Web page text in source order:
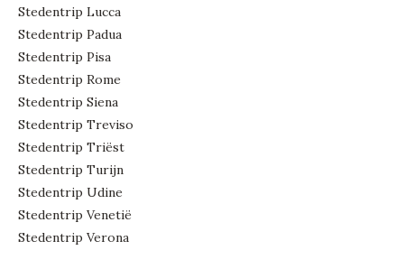
Stedentrip Lucca
Stedentrip Padua
Stedentrip Pisa
Stedentrip Rome
Stedentrip Siena
Stedentrip Treviso
Stedentrip Triëst
Stedentrip Turijn
Stedentrip Udine
Stedentrip Venetië
Stedentrip Verona